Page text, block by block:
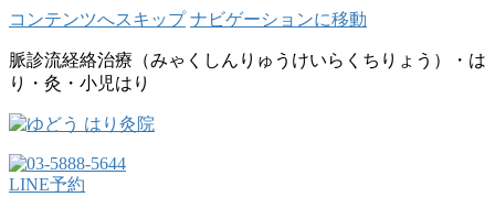
コンテンツへスキップ ナビゲーションに移動
脈診流経絡治療（みゃくしんりゅうけいらくちりょう）・は
り・灸・小児はり
LINE予約